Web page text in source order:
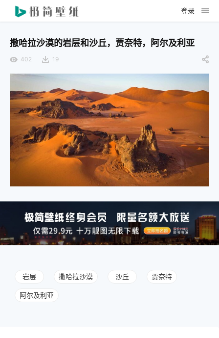
登录
撒哈拉沙漠的岩层和沙丘，贾奈特，阿尔及利亚
402 19
岩层 撒哈拉沙漠 沙丘 贾奈特
阿尔及利亚